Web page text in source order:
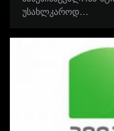
უსახლკაროდ…